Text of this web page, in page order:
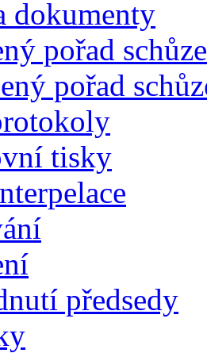
dokumenty
pořad schůze
pořad
tisky
předsedy